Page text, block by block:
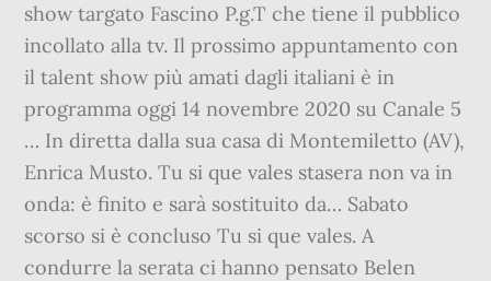
show targato Fascino P.g.T che tiene il pubblico
incollato alla tv. Il prossimo appuntamento con
il talent show più amati dagli italiani è in
programma oggi 14 novembre 2020 su Canale 5
… In diretta dalla sua casa di Montemiletto (AV),
Enrica Musto. Tu si que vales stasera non va in
onda: è finito e sarà sostituito da… Sabato
scorso si è concluso Tu si que vales. A
condurre la serata ci hanno pensato Belen